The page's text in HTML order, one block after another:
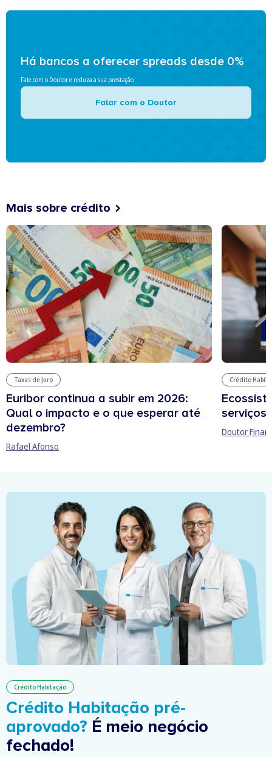
Há bancos a oferecer spreads desde 0%
Fale com o Doutor e reduza a sua prestação
Falar com o Doutor
Mais sobre crédito
Taxas de Juro
Euribor continua a subir em 2026:
Qual o impacto e o que esperar até
dezembro?
Rafael Afonso
Crédito
serviços
Doutor
Crédito Habitação
Crédito Habitação pré-
aprovado? É meio negócio
fechado!